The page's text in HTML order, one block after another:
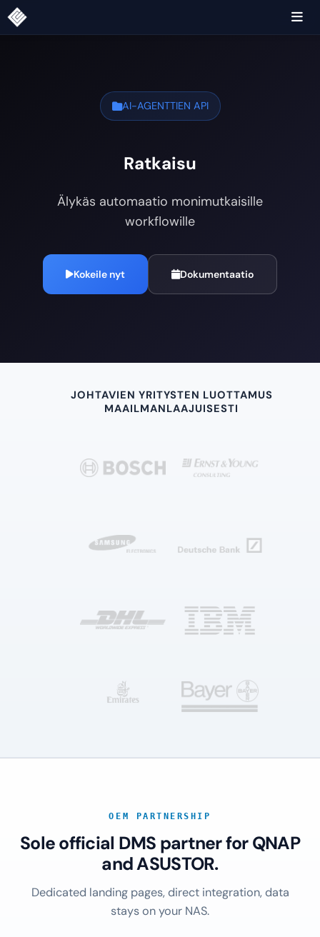
AI-AGENTTIEN API
Ratkaisu
Älykäs automaatio monimutkaisille
workflowille
Kokeile nyt Dokumentaatio
JOHTAVIEN YRITYSTEN LUOTTAMUS
MAAILMANLAAJUISESTI
OEM PARTNERSHIP
Sole official DMS partner for QNAP
and ASUSTOR.
Dedicated landing pages, direct integration, data
stays on your NAS.